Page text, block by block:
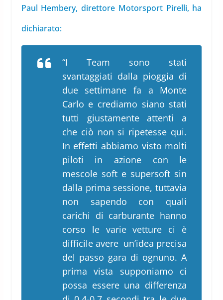
Paul Hembery, direttore Motorsport Pirelli, ha
dichiarato:
“I Team sono stati
svantaggiati dalla pioggia di
due settimane fa a Monte
Carlo e crediamo siano stati
tutti giustamente attenti a
che ciò non si ripetesse qui.
In effetti abbiamo visto molti
piloti in azione con le
mescole soft e supersoft sin
dalla prima sessione, tuttavia
non sapendo con quali
carichi di carburante hanno
corso le varie vetture ci è
difficile avere un’idea precisa
del passo gara di ognuno. A
prima vista supponiamo ci
possa essere una differenza